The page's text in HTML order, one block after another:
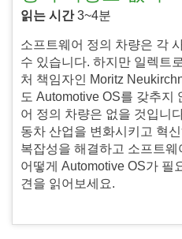
읽는 시간3~4분
소프트웨어 정의 차량은 각
수 있습니다. 하지만 일렉트
처 책임자인 Moritz
도 Automotive OS를 갖추지
어 정의 차량은 없을 것입니
동차 산업을 변화시키고 혁
복잡성을 해결하고 소프트
어떻게 Automotive OS가 필
견을 읽어보세요.